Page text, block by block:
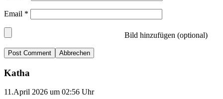
Email *
Bild hinzufügen (optional)
Abbrechen
Katha
11.April 2026 um 02:56 Uhr